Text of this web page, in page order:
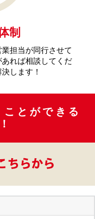
制
担当が同行させて
れば相談してくだ
します！
とができる